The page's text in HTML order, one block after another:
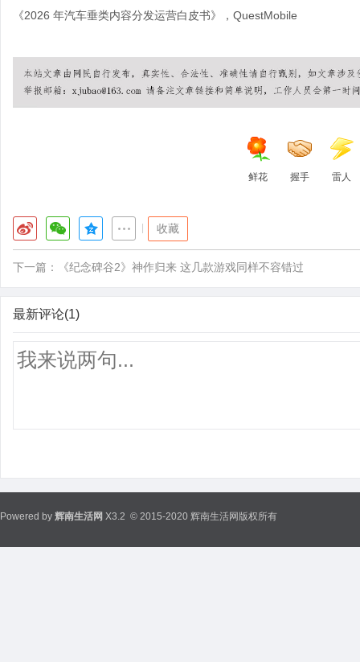
《2026 年汽车垂类内容分发运营白皮书》，QuestMobile
鲜花 握手 雷人
收藏
下一篇： 《纪念碑谷2》神作归来 这几款游戏同样不容错过
最新评论(1)
Powered by 辉南生活网 X3.2 © 2015-2020 辉南生活网版权所有